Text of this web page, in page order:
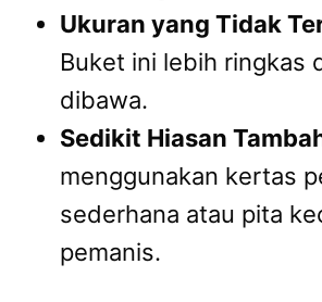
Ukuran yang Tidak
Buket ini lebih ringkas
dibawa.
Sedikit Hiasan
menggunakan kertas
sederhana atau pita
pemanis.